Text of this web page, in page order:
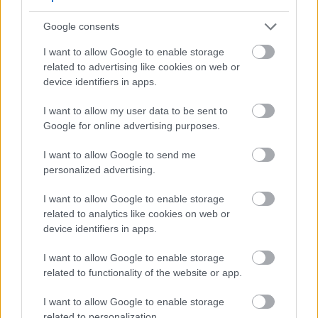
Google consents
I want to allow Google to enable storage
related to advertising like cookies on web or
device identifiers in apps.
I want to allow my user data to be sent to
Google for online advertising purposes.
I want to allow Google to send me
personalized advertising.
I want to allow Google to enable storage
related to analytics like cookies on web or
device identifiers in apps.
I want to allow Google to enable storage
related to functionality of the website or app.
I want to allow Google to enable storage
Hiljutised uuringud näitavad üldist vigastuste
määra 19,4 vigastust 1000 treeningtunni kohta.
kõõlusepõletikud, mis mõjutavad õlga ja
küünarnukki, samuti alaseljavalu ja
põlvevigastused.
Algajad puutuvad sageli kokku suurema vigastuste
riskiga, kusjuures kõige suuremas riskis on need,
kellel on vähem kui kuus kuud CrossFiti kogemust.
See rõhutab vajadust tõhusate vigastuste
ennetamise strateegiate järele. Õige tehnika ja
järkjärguline treeningute arendamine on ohutuse
suurendamise ja riskide vähendamise võtmeks.
Kvalifitseeritud treenerite juhendamisel treenimine
võib oluliselt suurendada ohutust. Treenerid
tagavad, et osalejad säilitavad õige vormi ja
harjutuste ulatuse, mis vastab individuaalsetele
vajadustele. See on kriitilise tähtsusega neile, kellel
on eelnevad terviseprobleemid või kes on alles